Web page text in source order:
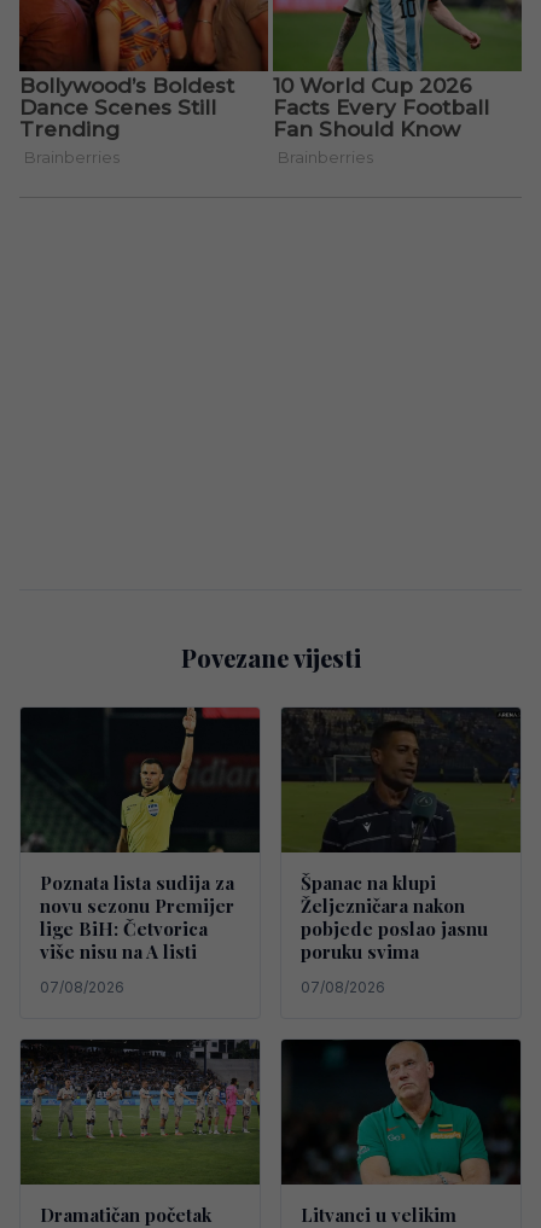
Povezane vijesti
Poznata lista sudija za
novu sezonu Premijer
lige BiH: Četvorica
više nisu na A listi
07/08/2026
Španac na klupi
Željezničara nakon
pobjede poslao jasnu
poruku svima
07/08/2026
Dramatičan početak
Litvanci u velikim